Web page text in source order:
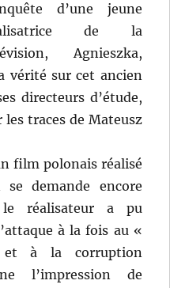
d’une jeune
de la
Agnieszka,
vérité sur cet ancien
directeurs d’étude,
traces de Mateusz
film polonais réalisé
demande encore
le réalisateur a pu
à la fois au «
et à la corruption
l’impression de